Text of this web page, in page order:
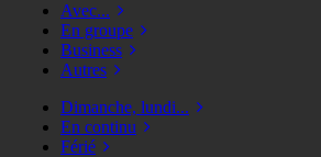
Avec...
En groupe
Business
Autres
Dimanche, lundi...
En continu
Férié